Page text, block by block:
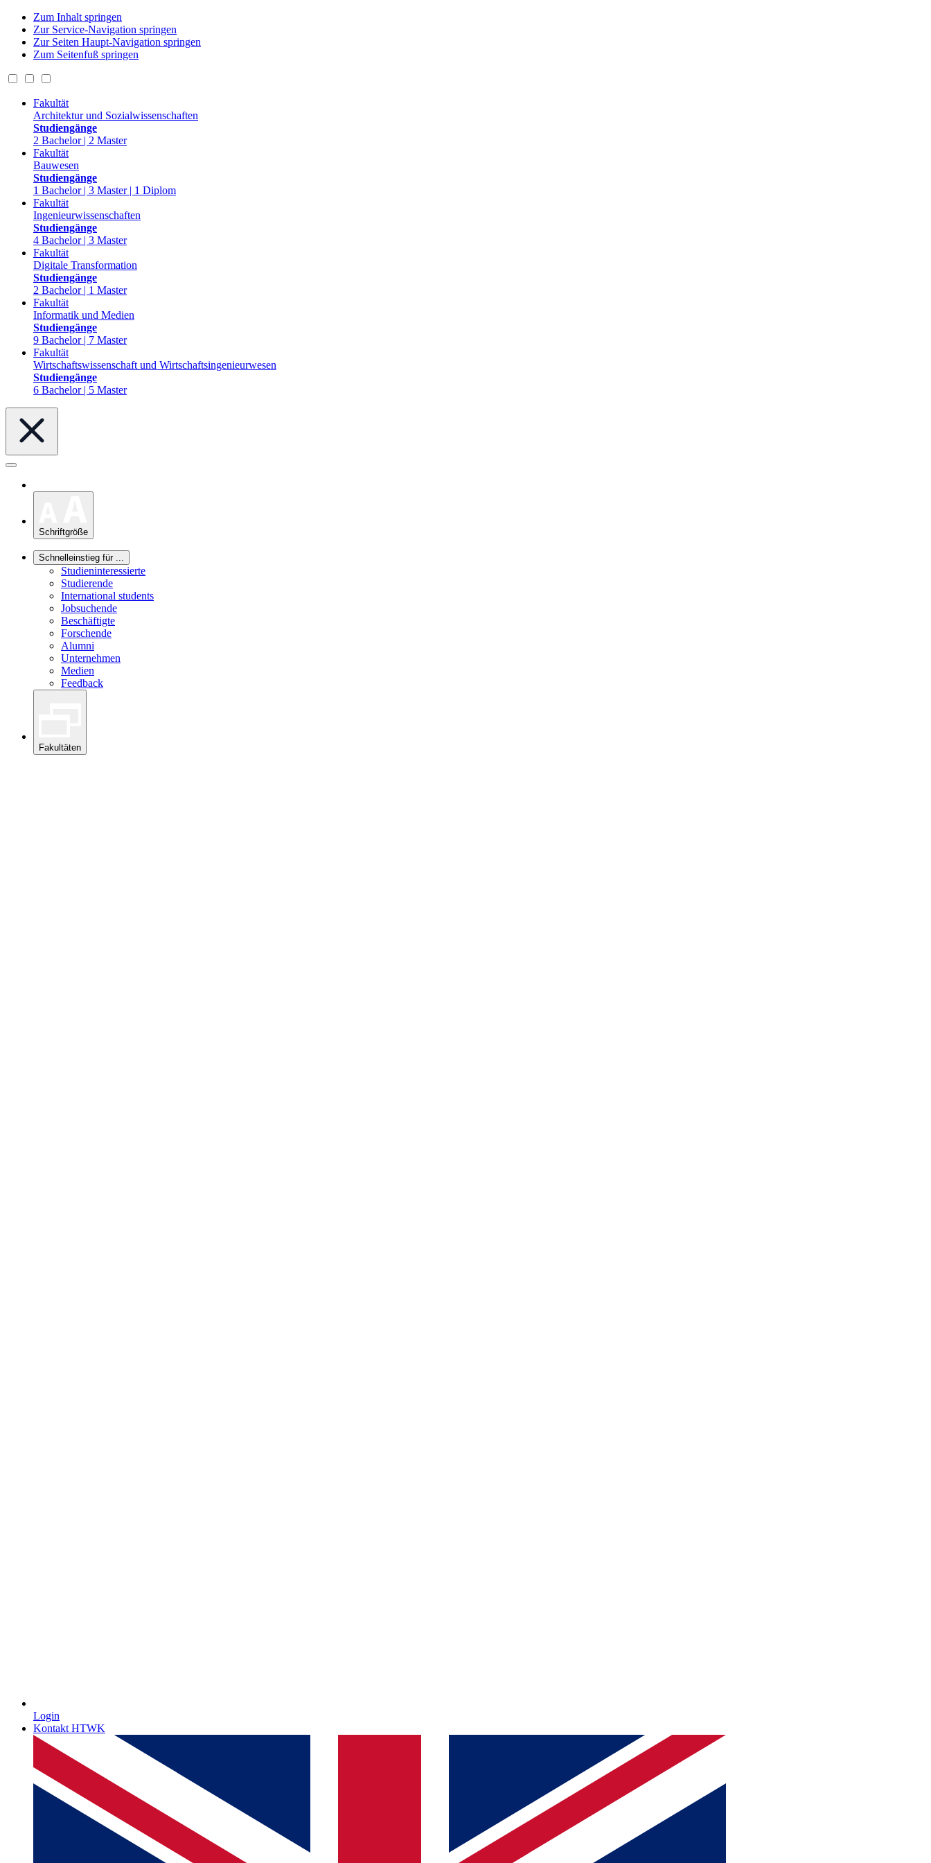
Zum Inhalt springen
Zur Service-Navigation springen
Zur Seiten Haupt-Navigation springen
Zum Seitenfuß springen
Fakultät
Architektur und Sozialwissenschaften
Studiengänge
2 Bachelor | 2 Master
Fakultät
Bauwesen
Studiengänge
1 Bachelor | 3 Master | 1 Diplom
Fakultät
Ingenieurwissenschaften
Studiengänge
4 Bachelor | 3 Master
Fakultät
Digitale Transformation
Studiengänge
2 Bachelor | 1 Master
Fakultät
Informatik und Medien
Studiengänge
9 Bachelor | 7 Master
Fakultät
Wirtschaftswissenschaft und Wirtschaftsingenieurwesen
Studiengänge
6 Bachelor | 5 Master
Schriftgröße
Schnelleinstieg für ...
Studieninteressierte
Studierende
International students
Jobsuchende
Beschäftigte
Forschende
Alumni
Unternehmen
Medien
Feedback
Fakultäten
Login
Kontakt HTWK